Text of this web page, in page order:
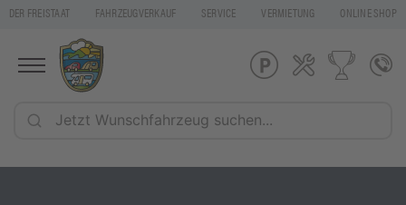
DER FREISTAAT FAHRZEUGVERKAUF SERVICE VERMIETUNG ONLINE SHOP